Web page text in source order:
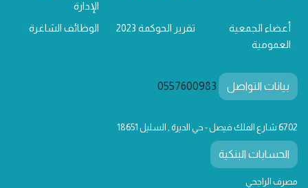
الإدارة
أعضاء الجمعية
العمومية
تقرير الحوكمة 2023 الوظائف الشاغرة
بيانات التواصل 0557600983
6702 شارع الملك فيصل - حي الديرة , السليل 18651
الحسابات البنكية
مصرف الراجحي